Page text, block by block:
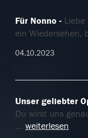
Für Nonno
ein Wiedersehen,
04.10.2023
Unser geliebter
Du wirst uns
... weiterlesen